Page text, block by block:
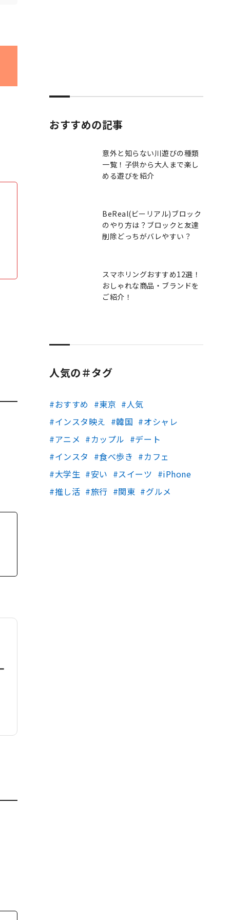
おすすめの記事
意外と知らない川遊びの種類
一覧！子供から大人まで楽し
める遊びを紹介
BeReal(ビーリアル)ブロック
のやり方は？ブロックと友達
削除どっちがバレやすい？
スマホリングおすすめ12選！
おしゃれな商品・ブランドを
ご紹介！
人気の＃タグ
おすすめ 東京
人気
インスタ映え
韓国
オシャレ
アニメ
カップル
デート
インスタ
食べ歩き
カフェ
大学生
安い スイーツ
iPhone
推し活
旅行 関東 グルメ